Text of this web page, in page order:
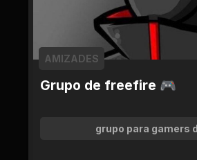
Grupo de freefire 🎮
AMIZADES
grupo para gamers